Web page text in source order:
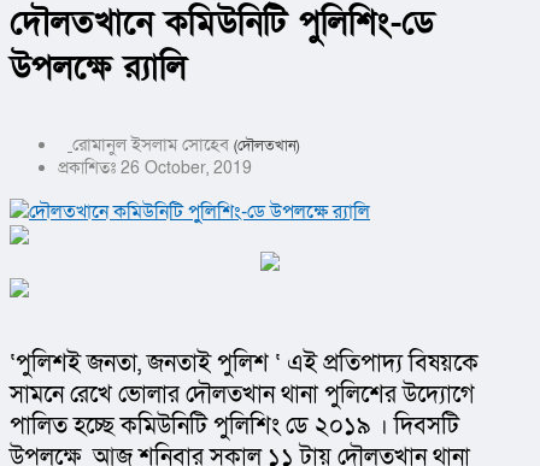
দৌলতখানে কমিউনিটি পুুলিশিং-ডে
উপলক্ষে র‌্যালি
রোমানুল ইসলাম সোহেব (দৌলতখান)
প্রকাশিতঃ 26 October, 2019
‘পুলিশই জনতা, জনতাই পুলিশ ‘ এই প্রতিপাদ্য বিষয়কে
সামনে রেখে ভোলার দৌলতখান থানা পুলিশের উদ্যোগে
পালিত হচ্ছে কমিউনিটি পুলিশিং ডে ২০১৯ । দিবসটি
উপলক্ষে  আজ শনিবার সকাল ১১ টায় দৌলতখান থানা